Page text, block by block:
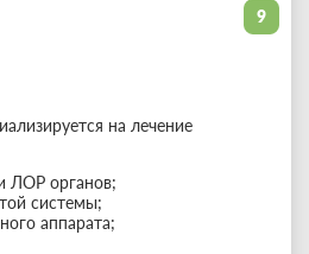
9
на лечение
ЛОР органов;
системы;
аппарата;